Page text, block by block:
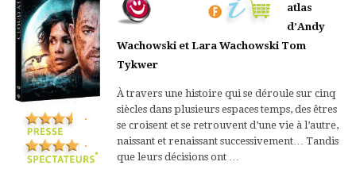
atlas
d’Andy
Wachowski et Lara Wachowski Tom
Tykwer
À travers une histoire qui se déroule sur cinq
siècles dans plusieurs espaces temps, des êtres
se croisent et se retrouvent d’une vie à l’autre,
naissant et renaissant successivement… Tandis
que leurs décisions ont …